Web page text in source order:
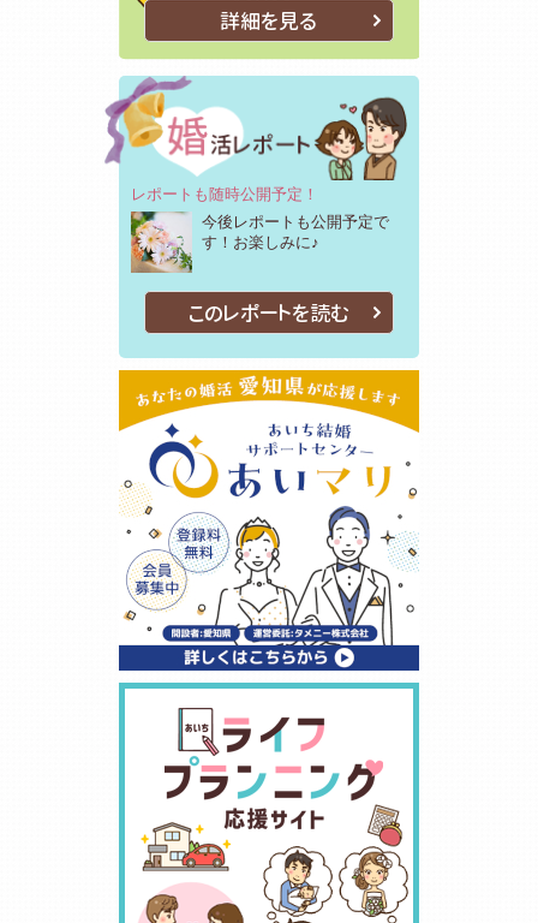
詳細を見る
レポートも随時公開予定！
今後レポートも公開予定で
す！お楽しみに♪
このレポートを読む